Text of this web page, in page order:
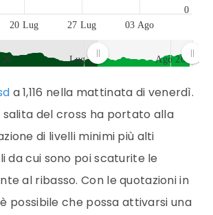
20 Lug 27 Lug 03 Ago
0
Lug 26 Ago 26
a 1,116 nella mattinata di venerdì.
salita del cross ha portato alla
di livelli minimi più alti
da cui sono poi scaturite le
al ribasso. Con le quotazioni in
è possibile che possa attivarsi una